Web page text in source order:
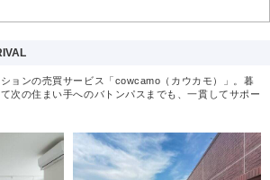
ョンの売買サービス「cowcamo（カウカモ）」。暮
次の住まい手へのバトンパスまでも、一貫してサポー